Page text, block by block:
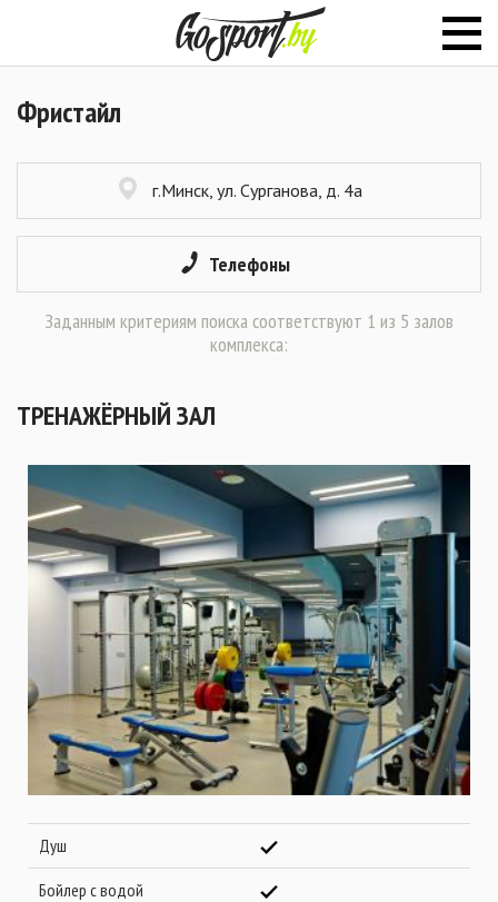
Фристайл
г.Минск, ул. Сурганова, д. 4а
Телефоны
Заданным критериям поиска соответствуют 1 из 5 залов
комплекса:
ТРЕНАЖЁРНЫЙ ЗАЛ
Душ
Бойлер с водой